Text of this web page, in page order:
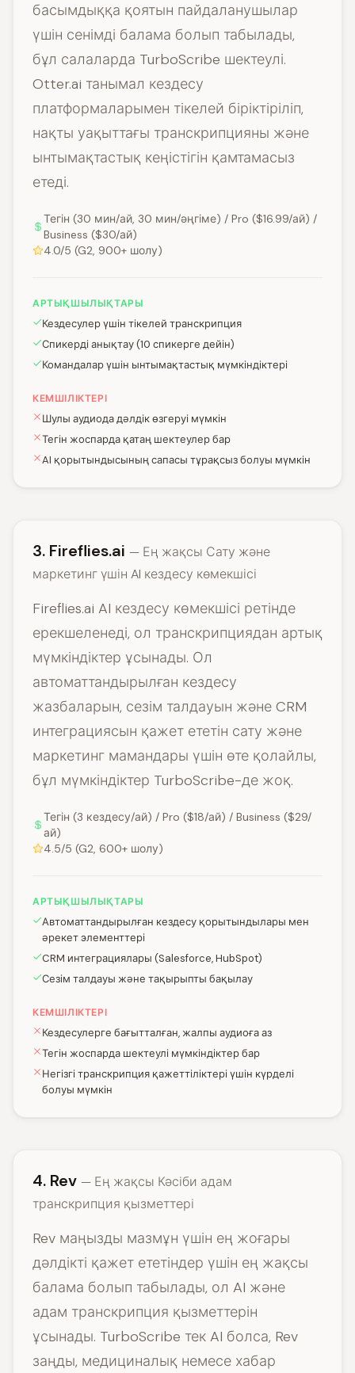
басымдыққа қоятын пайдаланушылар
үшін сенімді балама болып табылады,
бұл салаларда TurboScribe шектеулі.
Otter.ai танымал кездесу
платформаларымен тікелей біріктіріліп,
нақты уақыттағы транскрипцияны және
ынтымақтастық кеңістігін қамтамасыз
етеді.
Тегін (30 мин/ай, 30 мин/әңгіме) / Pro ($16.99/ай) /
Business ($30/ай)
4.0/5 (G2, 900+ шолу)
АРТЫҚШЫЛЫҚТАРЫ
Кездесулер үшін тікелей транскрипция
Спикерді анықтау (10 спикерге дейін)
Командалар үшін ынтымақтастық мүмкіндіктері
КЕМШІЛІКТЕРІ
Шулы аудиода дәлдік өзгеруі мүмкін
Тегін жоспарда қатаң шектеулер бар
AI қорытындысының сапасы тұрақсыз болуы мүмкін
3. Fireflies.ai — Ең жақсы Сату және
маркетинг үшін AI кездесу көмекшісі
Fireflies.ai AI кездесу көмекшісі ретінде
ерекшеленеді, ол транскрипциядан артық
мүмкіндіктер ұсынады. Ол
автоматтандырылған кездесу
жазбаларын, сезім талдауын және CRM
интеграциясын қажет ететін сату және
маркетинг мамандары үшін өте қолайлы,
бұл мүмкіндіктер TurboScribe-де жоқ.
Тегін (3 кездесу/ай) / Pro ($18/ай) / Business ($29/
ай)
4.5/5 (G2, 600+ шолу)
АРТЫҚШЫЛЫҚТАРЫ
Автоматтандырылған кездесу қорытындылары мен
әрекет элементтері
CRM интеграциялары (Salesforce, HubSpot)
Сезім талдауы және тақырыпты бақылау
КЕМШІЛІКТЕРІ
Кездесулерге бағытталған, жалпы аудиоға аз
Тегін жоспарда шектеулі мүмкіндіктер бар
Негізгі транскрипция қажеттіліктері үшін күрделі
болуы мүмкін
4. Rev — Ең жақсы Кәсіби адам
транскрипция қызметтері
Rev маңызды мазмұн үшін ең жоғары
дәлдікті қажет ететіндер үшін ең жақсы
балама болып табылады, ол AI және
адам транскрипция қызметтерін
ұсынады. TurboScribe тек AI болса, Rev
заңды, медициналық немесе хабар